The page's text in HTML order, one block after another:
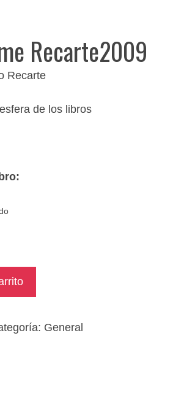
Recarte2009
Recarte
de los libros
General